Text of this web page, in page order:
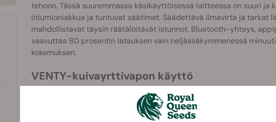
tehoon. Tässä suuremmassa käsikäyttöisessä laitteessa on suuri ja
litiumioniakkua ja tuntuvat säätimet. Säädettävä ilmavirta ja tarkat
mahdollistavat täysin räätälöitävät istunnot. Bluetooth-yhteys,
saavuttaa 80 prosentin latauksen vain neljässäkymmenessä
kokemuksen.
VENTY-kuivayrttivapon käyttö
Koostaan huolimatta VENTY pysyy helppokäyttöisenä. Sitä
Aloita jauhamalla yrttisi hienoksi.